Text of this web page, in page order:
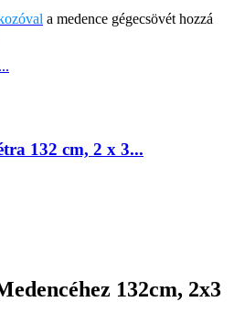
a medence gégecsövét hozzá
132 cm, 2 x 3...
132cm, 2x3